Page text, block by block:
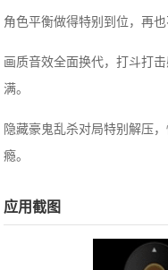
角色平衡做得特别到位，再
画质音效全面换代，打斗打
满。
隐藏豪鬼乱杀对局特别解压
瘾。
应用截图